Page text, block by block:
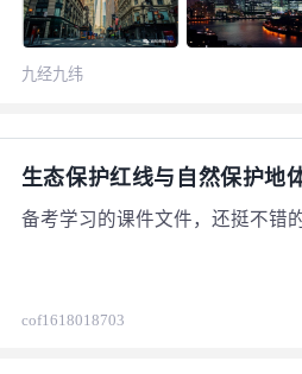
连续相互作用的规划。城市规划
规划两个阶段。在一些大中城市
间增加城市分区规划。
九经九纬
生态保护红线与自然保护地
备考学习的课件文件，还挺不错
cof1618018703